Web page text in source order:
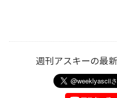
週刊アスキーの最